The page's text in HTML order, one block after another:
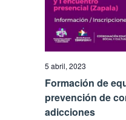
5 abril, 2023
Formación de
prevención de
adicciones